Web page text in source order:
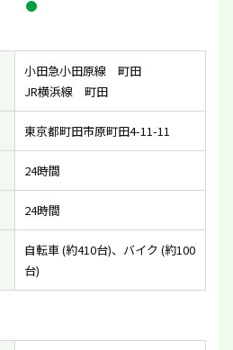
小田急小田原線 町田
JR横浜線 町田
東京都町田市原町田4-11-11
24時間
24時間
自転車 (約410台)、バイク (約100
台)